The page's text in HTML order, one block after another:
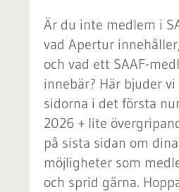
Är du inte medlem i
vad Apertur
och vad ett SAAF-
innebär? Här bjuder
sidorna i det första
2026 + lite
på sista sidan om
möjligheter som
och sprid gärna.